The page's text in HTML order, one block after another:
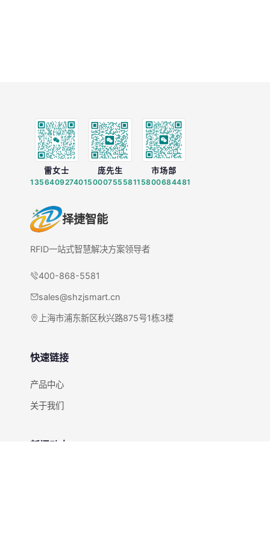
雷女士
13564092740
庞先生
15000755581
市场部
15800684481
择捷智能
RFID一站式智慧解决方案领导者
400-868-5581
sales@shzjsmart.cn
上海市浦东新区秋兴路875号1栋3楼
快速链接
产品中心
关于我们
新闻动态